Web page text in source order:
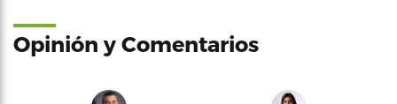
Opinión y Comentarios